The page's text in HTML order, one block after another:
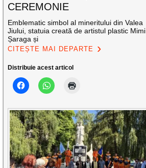
CEREMONIE
Emblematic simbol al mineritului din Valea
Jiului, statuia creată de artistul plastic Mimi
Șaraga și
CITEȘTE MAI DEPARTE
Distribuie acest articol